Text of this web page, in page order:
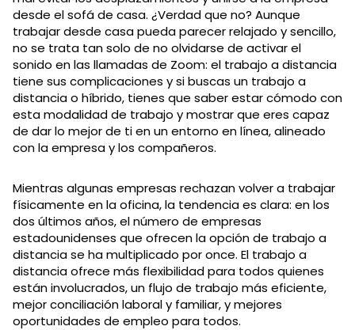
desde el sofá de casa. ¿Verdad que no? Aunque
trabajar desde casa pueda parecer relajado y sencillo,
no se trata tan solo de no olvidarse de activar el
sonido en las llamadas de Zoom: el trabajo a distancia
tiene sus complicaciones y si buscas un trabajo a
distancia o híbrido, tienes que saber estar cómodo con
esta modalidad de trabajo y mostrar que eres capaz
de dar lo mejor de ti en un entorno en línea, alineado
con la empresa y los compañeros.
Mientras algunas empresas rechazan volver a trabajar
físicamente en la oficina, la tendencia es clara: en los
dos últimos años, el número de empresas
estadounidenses que ofrecen la opción de trabajo a
distancia se ha multiplicado por once. El trabajo a
distancia ofrece más flexibilidad para todos quienes
están involucrados, un flujo de trabajo más eficiente,
mejor conciliación laboral y familiar, y mejores
oportunidades de empleo para todos.